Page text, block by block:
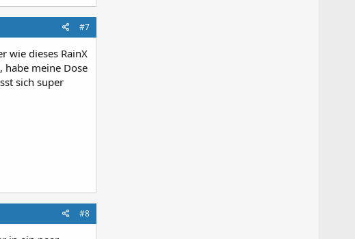
#7
wie dieses RainX
habe meine Dose
sich super
#8